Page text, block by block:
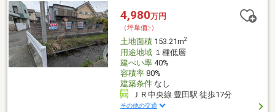
4,980万円
（坪単価:-）
土地面積153.21m2
用途地域１種低層
建ぺい率40%
容積率80%
建築条件なし
ＪＲ中央線 豊田駅 徒歩17分
その他の交通